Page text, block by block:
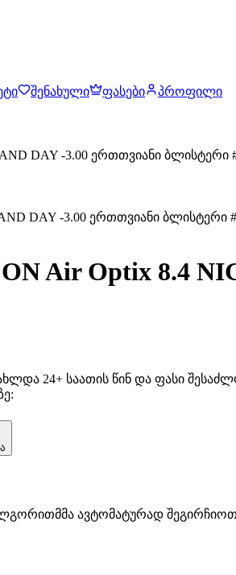
შენახული ფასები პროფილი
DAY -3.00 ერთთვიანი ბლისტერი
Air Optix 8.4
24+ საათის წინ და ფასი
ავტომატურად შეგირჩიოთ